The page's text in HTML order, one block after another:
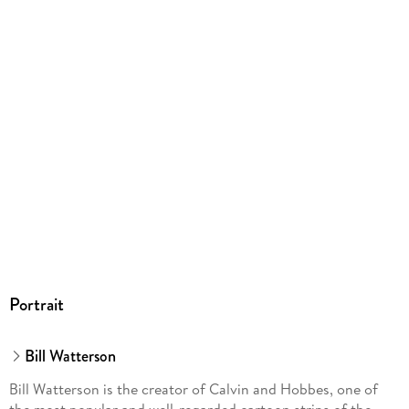
Portrait
Bill Watterson
Bill Watterson is the creator of Calvin and Hobbes, one of